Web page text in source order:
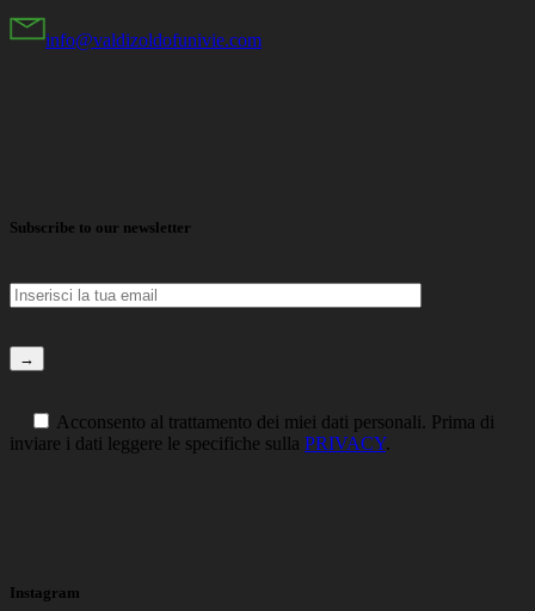
info@valdizoldofunivie.com
Subscribe to our newsletter
Acconsento al trattamento dei miei dati personali. Prima di
inviare i dati leggere le specifiche sulla PRIVACY.
Instagram